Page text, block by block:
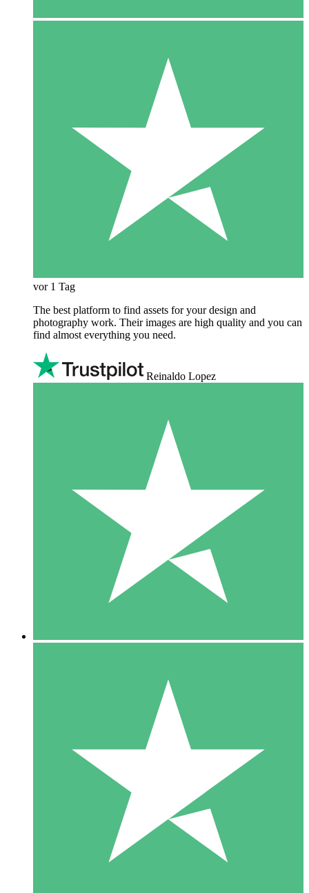
vor 1 Tag
The best platform to find assets for your design and
photography work. Their images are high quality and you can
find almost everything you need.
Reinaldo Lopez